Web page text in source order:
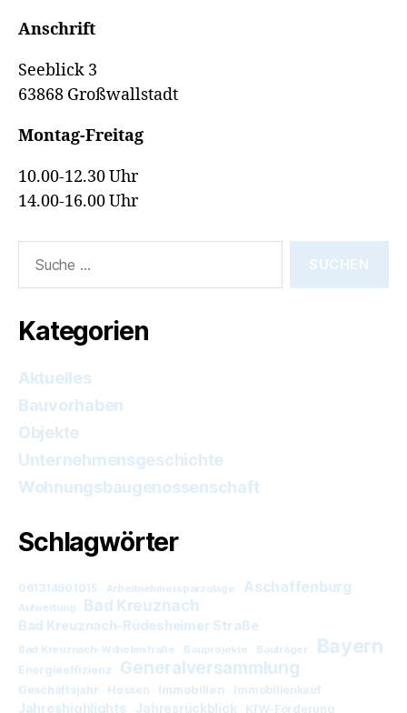
Anschrift
Seeblick 3
63868 Großwallstadt
Montag-Freitag
10.00-12.30 Uhr
14.00-16.00 Uhr
nach:
Kategorien
Aktuelles
Bauvorhaben
Objekte
Unternehmensgeschichte
Wohnungsbaugenossenschaft
Schlagwörter
061314901015 Arbeitnehmersparzulage Aschaffenburg
Aufwertung Bad Kreuznach
Bad Kreuznach-Rüdesheimer Straße
Bad Kreuznach-Wilhelmstraße Bauprojekte Bauträger Bayern
Energieeffizienz Generalversammlung
Geschäftsjahr Hessen Immobilien Immobilienkauf
Jahreshighlights Jahresrückblick KfW-Förderung